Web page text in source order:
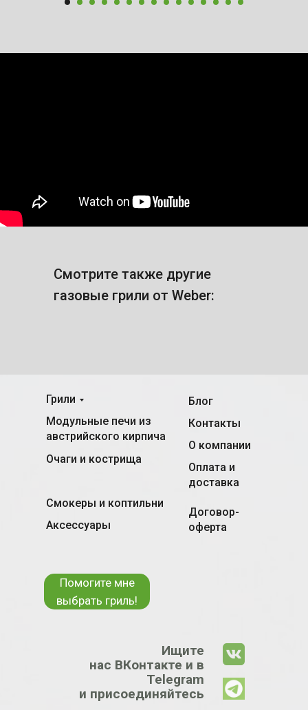
Смотрите также другие
газовые грили от Weber:
Модульные печи из
австрийского кирпича
Смокеры и коптильни
Очаги и кострища
Контакты
Блог
О компании
Оплата и
доставка
Аксессуары
Грили
Ищите
нас ВКонтакте и в
Telegram
и присоединяйтесь
Помогите мне
выбрать гриль!
Договор-
оферта